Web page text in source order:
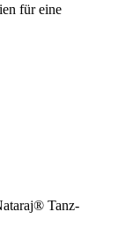
für eine
Tanz-